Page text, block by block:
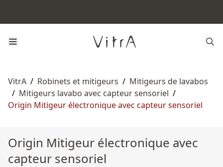
VitrA / Robinets et mitigeurs / Mitigeurs de lavabos
/ Mitigeurs lavabo avec capteur sensoriel /
Origin Mitigeur électronique avec capteur sensoriel
Origin Mitigeur électronique avec
capteur sensoriel